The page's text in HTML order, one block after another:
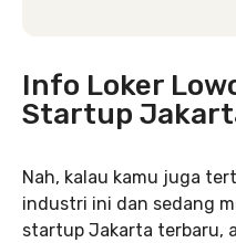
Info Loker
Startup
Nah, kalau kamu juga
industri ini dan sedang
startup Jakarta terbaru,